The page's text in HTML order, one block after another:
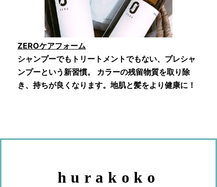
ZEROケアフォーム
シャンプーでもトリートメントでもない、プレシャ
ンプーという新習慣。 カラーの残留物質を取り除
き、持ちが良くなります。地肌と髪をより健康に！
hurakoko